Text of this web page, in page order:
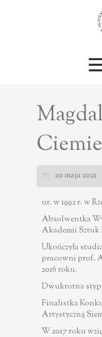
20 maja 2021
ur. w 1992 r. w
Absolwentka
Akademii Sztuk
Ukończyła
pracowni prof.
2016 roku.
Dwukrotna
Finalistka
Artystyczną
W 2017 roku